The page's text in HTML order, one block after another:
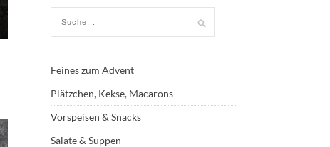
Feines zum Advent
Plätzchen, Kekse, Macarons
Vorspeisen & Snacks
Salate & Suppen